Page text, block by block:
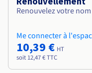
Renouvelez votre
Me connecter à
10,39 € HT
soit 12,47 € TTC